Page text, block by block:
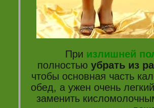
При излишней
полностью убрать из
чтобы основная часть
обед, а ужен очень
заменить